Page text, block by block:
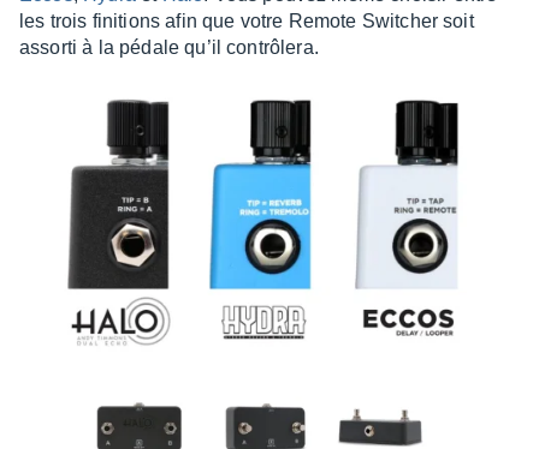
les trois fini­tions afin que votre Remote Swit­cher soit
assorti à la pédale qu’il contrô­lera.